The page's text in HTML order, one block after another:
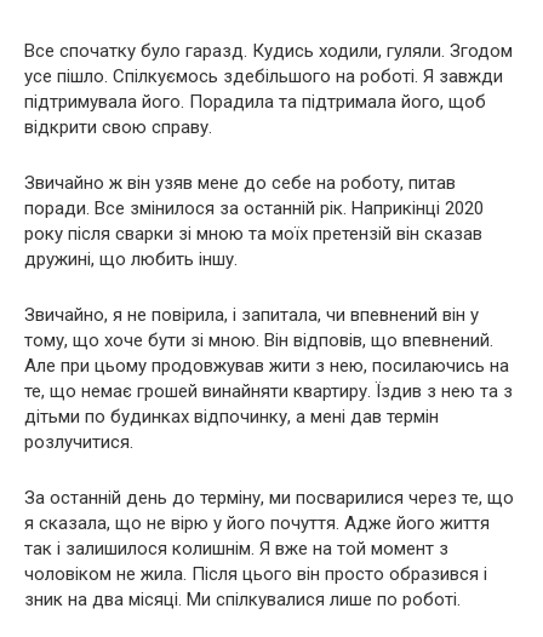
Все спочатку було гаразд. Кудись ходили, гуляли. Згодом
усе пішло. Спілкуємось здебільшого на роботі. Я завжди
підтримувала його. Порадила та підтримала його, щоб
відкрити свою справу.
Звичайно ж він узяв мене до себе на роботу, питав
поради. Все змінилося за останній рік. Наприкінці 2020
року після сварки зі мною та моїх претензій він сказав
дружині, що любить іншу.
Звичайно, я не повірила, і запитала, чи впевнений він у
тому, що хоче бути зі мною. Він відповів, що впевнений.
Але при цьому продовжував жити з нею, посилаючись на
те, що немає грошей винайняти квартиру. Їздив з нею та з
дітьми по будинках відпочинку, а мені дав термін
розлучитися.
За останній день до терміну, ми посварилися через те, що
я сказала, що не вірю у його почуття. Адже його життя
так і залишилося колишнім. Я вже на той момент з
чоловіком не жила. Після цього він просто образився і
зник на два місяці. Ми спілкувалися лише по роботі.